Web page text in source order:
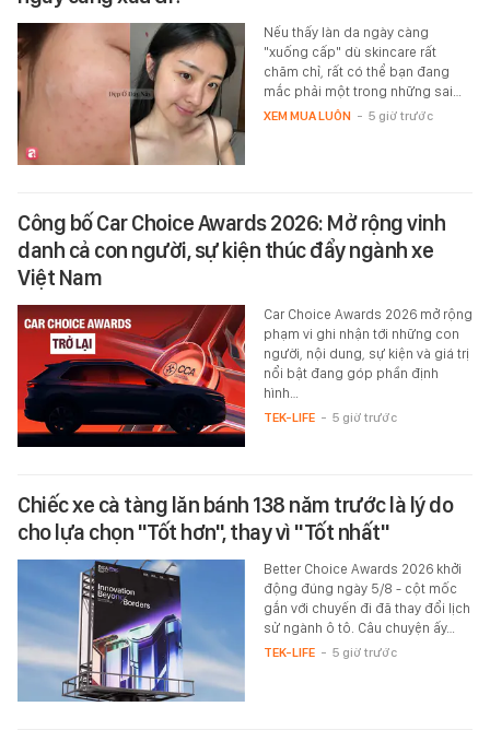
Nếu thấy làn da ngày càng
"xuống cấp" dù skincare rất
chăm chỉ, rất có thể bạn đang
mắc phải một trong những sai…
XEM MUA LUÔN - 5 giờ trước
Công bố Car Choice Awards 2026: Mở rộng vinh
danh cả con người, sự kiện thúc đẩy ngành xe
Việt Nam
Car Choice Awards 2026 mở rộng
phạm vi ghi nhận tới những con
người, nội dung, sự kiện và giá trị
nổi bật đang góp phần định
hình…
TEK-LIFE - 5 giờ trước
Chiếc xe cà tàng lăn bánh 138 năm trước là lý do
cho lựa chọn "Tốt hơn", thay vì "Tốt nhất"
Better Choice Awards 2026 khởi
động đúng ngày 5/8 - cột mốc
gắn với chuyến đi đã thay đổi lịch
sử ngành ô tô. Câu chuyện ấy…
TEK-LIFE - 5 giờ trước